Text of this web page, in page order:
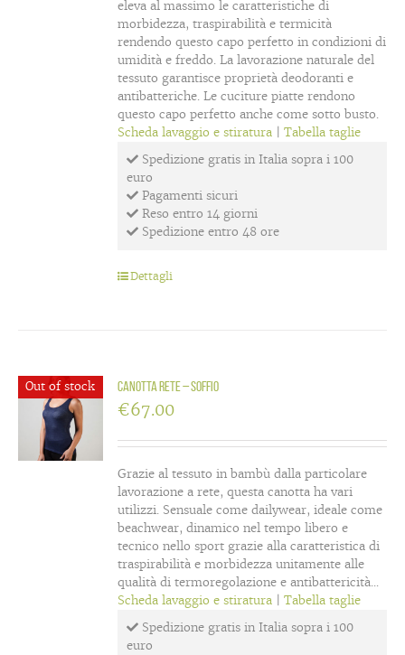
eleva al massimo le caratteristiche di
morbidezza, traspirabilità e termicità
rendendo questo capo perfetto in condizioni di
umidità e freddo. La lavorazione naturale del
tessuto garantisce proprietà deodoranti e
antibatteriche. Le cuciture piatte rendono
questo capo perfetto anche come sotto busto.
Scheda lavaggio e stiratura |Tabella taglie
Spedizione gratis in Italia sopra i 100
euro
Pagamenti sicuri
Reso entro 14 giorni
Spedizione entro 48 ore
Dettagli
Out of stock Canotta rete – Soffio
€67.00
Grazie al tessuto in bambù dalla particolare
lavorazione a rete, questa canotta ha vari
utilizzi. Sensuale come dailywear, ideale come
beachwear, dinamico nel tempo libero e
tecnico nello sport grazie alla caratteristica di
traspirabilità e morbidezza unitamente alle
qualità di termoregolazione e antibattericità...
Scheda lavaggio e stiratura |Tabella taglie
Spedizione gratis in Italia sopra i 100
euro